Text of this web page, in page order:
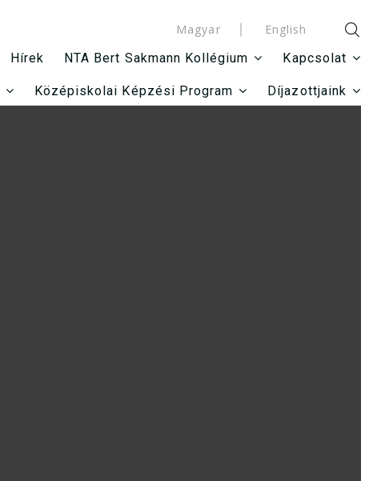
Magyar
English
Hírek NTA Bert Sakmann Kollégium Kapcsolat
Középiskolai Képzési Program Díjazottjaink